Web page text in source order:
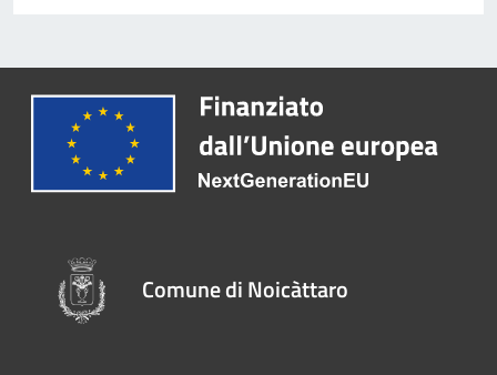
Comune di Noicàttaro